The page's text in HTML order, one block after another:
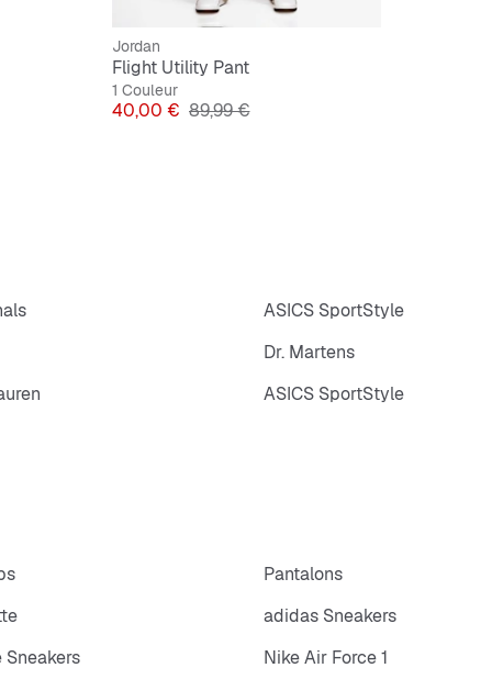
Jordan
Flight Utility Pant
1 Couleur
Prix
40,00 € Prix original
89,99 €
ASICS SportStyle
Dr. Martens
ASICS SportStyle
Pantalons
adidas Sneakers
Nike Air Force 1